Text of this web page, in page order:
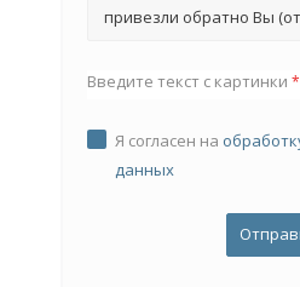
привезли обратно Вы
Введите текст с картинки *
Я согласен на
данных